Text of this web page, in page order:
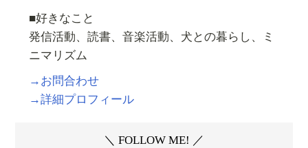
■好きなこと
発信活動、読書、音楽活動、犬との暮らし、ミ
ニマリズム
→お問合わせ
→詳細プロフィール
＼ FOLLOW ME! ／